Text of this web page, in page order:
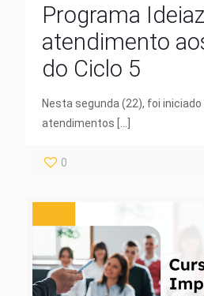
Programa
atendimento
do Ciclo 5
Nesta segunda (22), foi iniciado
atendimentos
0